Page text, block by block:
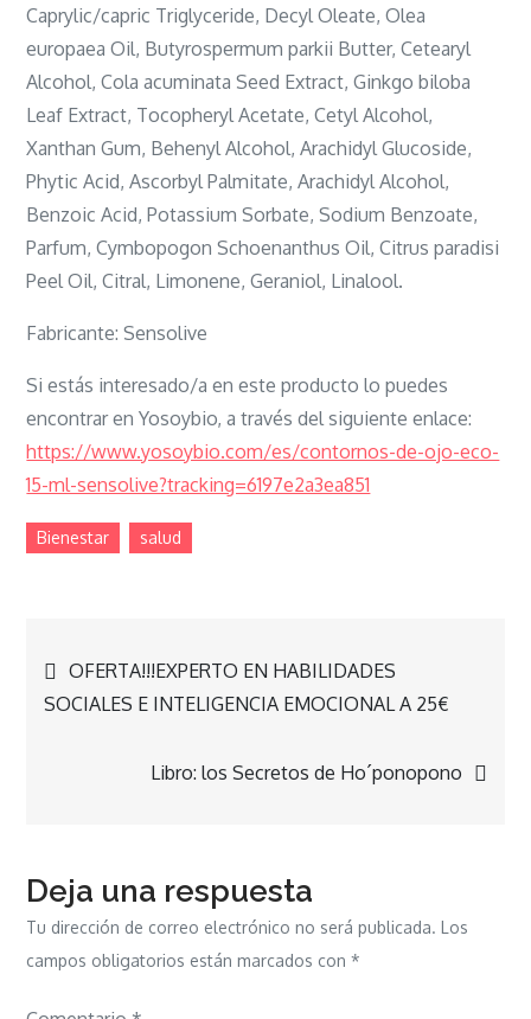
Caprylic/capric Triglyceride, Decyl Oleate, Olea
europaea Oil, Butyrospermum parkii Butter, Cetearyl
Alcohol, Cola acuminata Seed Extract, Ginkgo biloba
Leaf Extract, Tocopheryl Acetate, Cetyl Alcohol,
Xanthan Gum, Behenyl Alcohol, Arachidyl Glucoside,
Phytic Acid, Ascorbyl Palmitate, Arachidyl Alcohol,
Benzoic Acid, Potassium Sorbate, Sodium Benzoate,
Parfum, Cymbopogon Schoenanthus Oil, Citrus paradisi
Peel Oil, Citral, Limonene, Geraniol, Linalool.
Fabricante: Sensolive
Si estás interesado/a en este producto lo puedes
encontrar en Yosoybio, a través del siguiente enlace:
https://www.yosoybio.com/es/contornos-de-ojo-eco-
15-ml-sensolive?tracking=6197e2a3ea851
Bienestar salud
Navegación
de
entradas
OFERTA!!!EXPERTO EN HABILIDADES
SOCIALES E INTELIGENCIA EMOCIONAL A 25€
Libro: los Secretos de Ho´ponopono
Deja una respuesta
Tu dirección de correo electrónico no será publicada. Los
campos obligatorios están marcados con*